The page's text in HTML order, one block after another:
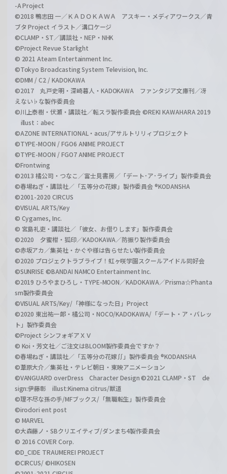
-A Project
©2018 鴨志田 一／ＫＡＤＯＫＡＷＡ アスキー・メディアワークス／青
ブタ Project イラスト／溝口ケージ
©CLAMP・ST／講談社・NEP・NHK
©Project Revue Starlight
© 2021 Ateam Entertainment Inc.
©Tokyo Broadcasting System Television, Inc.
©DMM / C2 / KADOKAWA
©2017 丸戸史明・深崎暮人・KADOKAWA ファンタジア文庫刊／冴
えない♭な製作委員会
©川上泰樹・伏瀬・講談社／転スラ製作委員会 ©REKI KAWAHARA 2019
illust：abec
©AZONE INTERNATIONAL・acus/アサルトリリィプロジェクト
©TYPE-MOON / FGO6 ANIME PROJECT
©TYPE-MOON / FGO7 ANIME PROJECT
©Frontwing
©2013 橘公司・つなこ／富士見書房／「デート･ア･ライブ」製作委員会
©春場ねぎ・講談社／「五等分の花嫁」製作委員会 ®KODANSHA
©2001-2020 CIRCUS
©VISUAL ARTS/Key
© Cygames, Inc.
© 宮島礼吏・講談社／「彼女、お借りします」製作委員会
©2020 夕蜜柑・狐印／KADOKAWA／防振り製作委員会
©赤坂アカ／集英社・かぐや様は告らせたい製作委員会
©2020 プロジェクトラブライブ！虹ヶ咲学園スクールアイドル同好会
©SUNRISE ©BANDAI NAMCO Entertainment Inc.
©2019 ひろやまひろし・TYPE-MOON／KADOKAWA／Prisma☆Phanta
sm製作委員会
©VISUAL ARTS/Key/「神様になった日」Project
©2020 東出祐一郎・橘公司・NOCO/KADOKAWA/「デート・ア・バレッ
ト」製作委員会
©Project シンフォギアＸＶ
© Koi・芳文社／ご注文はBLOOM製作委員会ですか？
©春場ねぎ・講談社／「五等分の花嫁∬」製作委員会 ®KODANSHA
©葦原大介／集英社・テレビ朝日・東映アニメーション
©VANGUARD overDress Character Design ©2021 CLAMP・ST de
sign:伊藤彰 illust:Kinema citrus/獣道
©理不尽な孫の手/MFブックス/「無職転生」製作委員会
©irodori ent post
© MARVEL
©大森藤ノ・SBクリエイティブ/ダンまち4製作委員会
© 2016 COVER Corp.
©D_CIDE TRAUMEREI PROJECT
©CIRCUS/ ©HIKOSEN